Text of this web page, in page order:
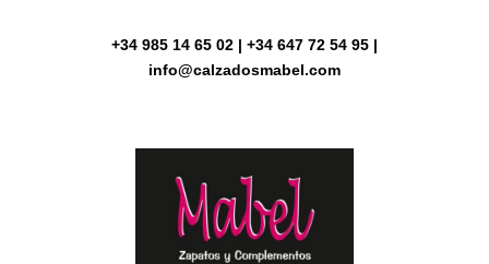
+34 985 14 65 02 | +34 647 72 54 95 |
info@calzadosmabel.com